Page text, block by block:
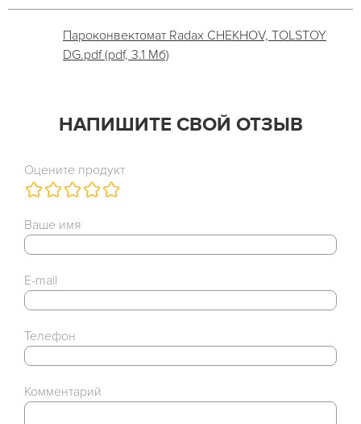
Пароконвектомат Radax CHEKHOV, TOLSTOY
DG.pdf (pdf, 3.1 Мб)
НАПИШИТЕ СВОЙ ОТЗЫВ
Оцените продукт
Ваше имя
E-mail
Телефон
Комментарий